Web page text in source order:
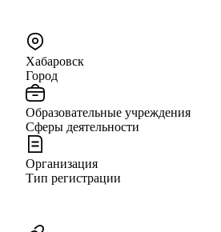
Хабаровск
Город
Образовательные учреждения
Сферы деятельности
Организация
Тип регистрации